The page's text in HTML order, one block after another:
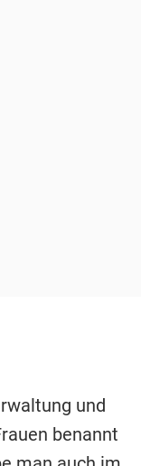
und
benannt